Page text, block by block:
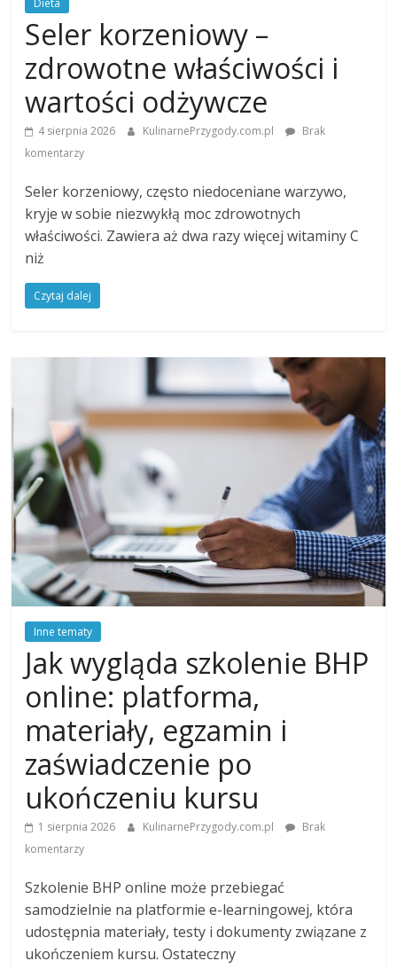
Dieta
Seler korzeniowy –
zdrowotne właściwości i
wartości odżywcze
4 sierpnia 2026 KulinarnePrzygody.com.pl
Brak
komentarzy
Seler korzeniowy, często niedoceniane warzywo,
kryje w sobie niezwykłą moc zdrowotnych
właściwości. Zawiera aż dwa razy więcej witaminy C
niż
Czytaj dalej
Inne tematy
Jak wygląda szkolenie BHP
online: platforma,
materiały, egzamin i
zaświadczenie po
ukończeniu kursu
1 sierpnia 2026 KulinarnePrzygody.com.pl
Brak
komentarzy
Szkolenie BHP online może przebiegać
samodzielnie na platformie e-learningowej, która
udostępnia materiały, testy i dokumenty związane z
ukończeniem kursu. Ostateczny